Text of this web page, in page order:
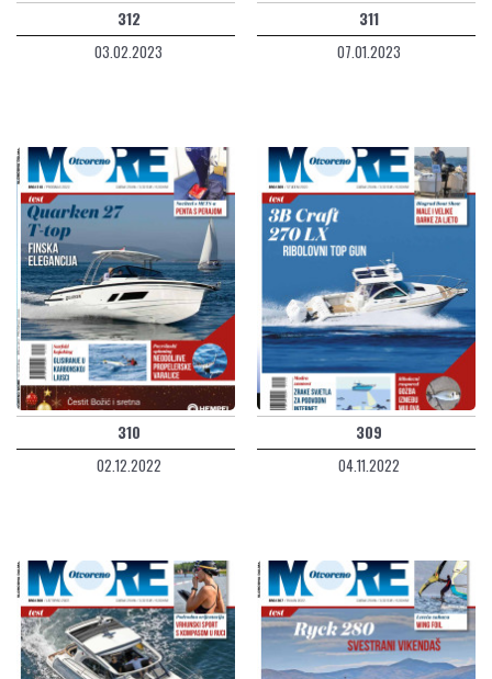
312
03.02.2023
311
07.01.2023
310
02.12.2022
309
04.11.2022